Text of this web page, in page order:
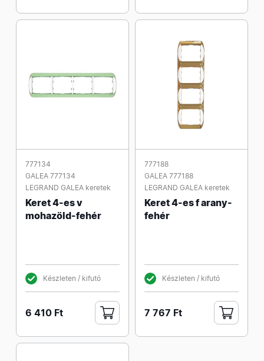
777134
GALEA 777134
LEGRAND GALEA keretek
Keret 4-es v
mohazöld-fehér
Készleten / kifutó
6 410 Ft
777188
GALEA 777188
LEGRAND GALEA keretek
Keret 4-es f arany-
fehér
Készleten / kifutó
7 767 Ft